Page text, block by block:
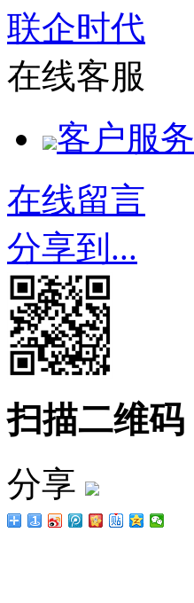
联企时代
在线客服
客户服务
在线留言
分享到...
扫描二维码
分享